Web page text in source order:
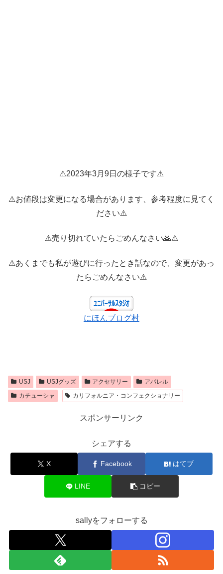
⚠2023年3月9日の様子です⚠
⚠お値段は変更になる場合があります、参考程度に見てく
ださい⚠
⚠売り切れていたらごめんなさい🙇⚠
⚠あくまでも私が遊びに行ったとき話なので、変更があっ
たらごめんなさい⚠
にほんブログ村
USJ USJグッズ アクセサリー
アパレル
カチューシャ
カリフォルニア・コンフェクショナリー
スポンサーリンク
シェアする
X Facebook はてブ
LINE コピー
sallyをフォローする